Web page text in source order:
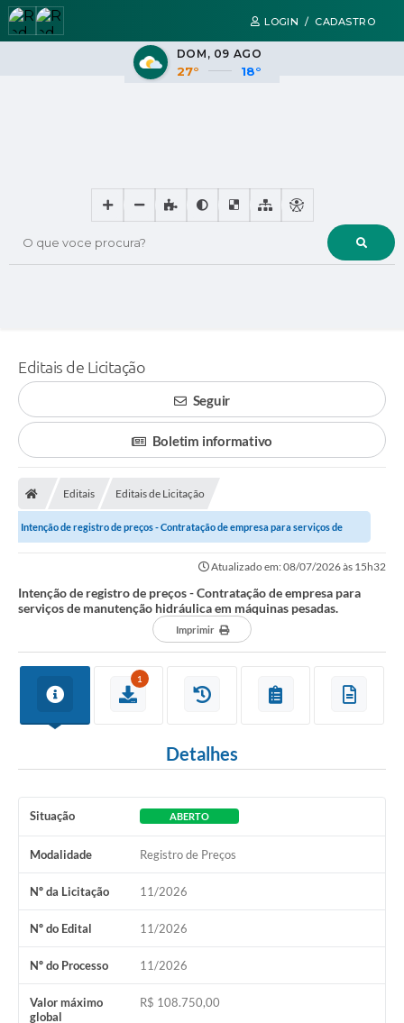
LOGIN / CADASTRO
O que voce procura?
DOM 09 AGO
27° 18°
Editais de Licitação
Seguir
Boletim informativo
Editais Editais de Licitação
Intenção de registro de preços - Contratação de empresa para serviços de
Atualizado em: 08/07/2026 às 15h32
Intenção de registro de preços - Contratação de empresa para
serviços de manutenção hidráulica em máquinas pesadas.
Imprimir
1
Detalhes
Situação ABERTO
Modalidade Registro de Preços
Nº da Licitação 11/2026
Nº do Edital 11/2026
Nº do Processo 11/2026
Valor máximo
global
R$ 108.750,00